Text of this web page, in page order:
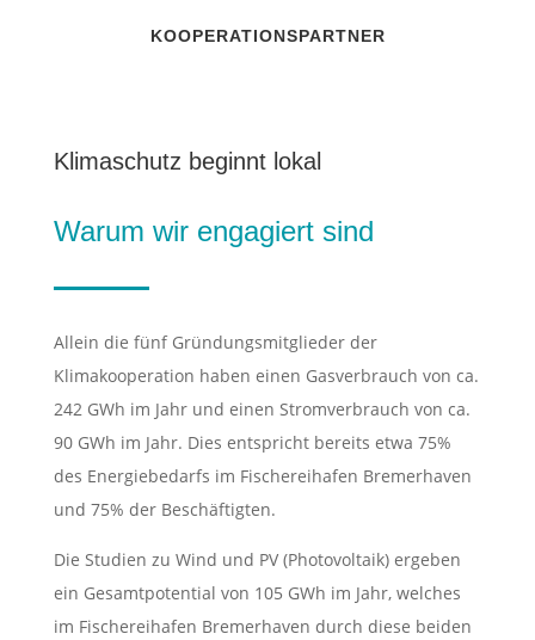
KOOPERATIONSPARTNER
Klimaschutz beginnt lokal
Warum wir engagiert sind
Allein die fünf Gründungsmitglieder der
Klimakooperation haben einen Gasverbrauch von ca.
242 GWh im Jahr und einen Stromverbrauch von ca.
90 GWh im Jahr. Dies entspricht bereits etwa 75%
des Energiebedarfs im Fischereihafen Bremerhaven
und 75% der Beschäftigten.
Die Studien zu Wind und PV (Photovoltaik) ergeben
ein Gesamtpotential von 105 GWh im Jahr, welches
im Fischereihafen Bremerhaven durch diese beiden